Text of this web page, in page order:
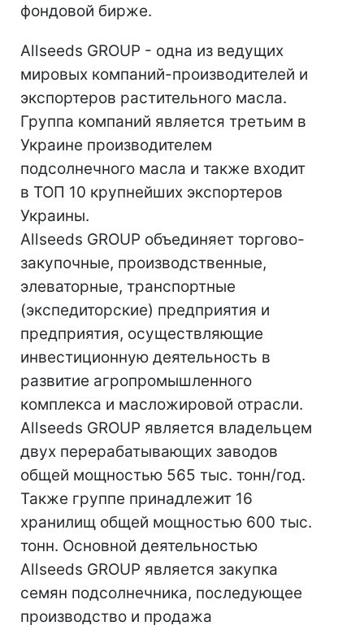
фондовой бирже.
Allseeds GROUP - одна из ведущих
мировых компаний-производителей и
экспортеров растительного масла.
Группа компаний является третьим в
Украине производителем
подсолнечного масла и также входит
в ТОП 10 крупнейших экспортеров
Украины.
Allseeds GROUP объединяет торгово-
закупочные, производственные,
элеваторные, транспортные
(экспедиторские) предприятия и
предприятия, осуществляющие
инвестиционную деятельность в
развитие агропромышленного
комплекса и масложировой отрасли.
Allseeds GROUP является владельцем
двух перерабатывающих заводов
общей мощностью 565 тыс. тонн/год.
Также группе принадлежит 16
хранилищ общей мощностью 600 тыс.
тонн. Основной деятельностью
Allseeds GROUP является закупка
семян подсолнечника, последующее
производство и продажа